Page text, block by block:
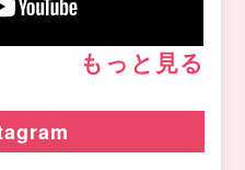
もっと見る